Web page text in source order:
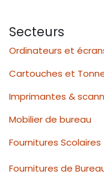
Secteurs
Ordinateurs et
Cartouches et
Imprimantes &
Mobilier de bureau
Fournitures Scolaires
Fournitures de